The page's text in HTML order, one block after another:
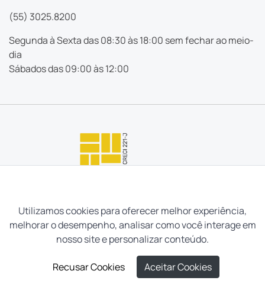
(55) 3025.8200
Segunda à Sexta das 08:30 às 18:00 sem fechar ao meio-
dia
Sábados das 09:00 às 12:00
Neves e Filhos Administração e Intermediação de Imóveis
Utilizamos cookies para oferecer melhor experiência,
melhorar o desempenho, analisar como você interage em
nosso site e personalizar conteúdo.
Recusar Cookies Aceitar Cookies